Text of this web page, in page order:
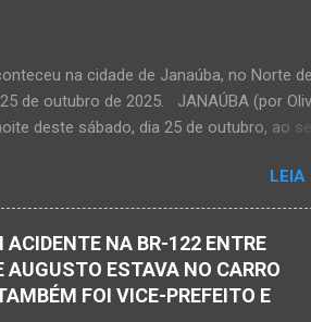
Senhor acolhe o Kemio nessa partida
Sílvio da Silva, à amiga Rose e a...
na cidade de Janaúba, no Norte
de outubro de 2025. JANAÚBA (por
deste sábado, dia 25 de outubro, ao
da cidade de Janaúba, situada na
foi registrado tanto pelo 51º
3ª Delegacia Regional da Polícia Civil de
de 27 anos de idade, foi encontrado
fatais. Um dos tiros acertou o tórax
óbito no local desse crime violento.
LEIA
ACIDENTE NA BR-122 ENTRE
ESTAVA NO CARRO
FOI VICE-PREFEITO E